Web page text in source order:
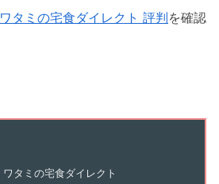
ワタミの宅食ダイレクト 評判を確認
ワタミの宅食ダイレクト